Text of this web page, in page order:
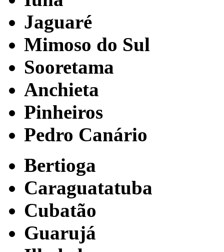
Jaguaré
Mimoso do Sul
Sooretama
Anchieta
Pinheiros
Pedro Canário
Bertioga
Caraguatatuba
Cubatão
Guarujá